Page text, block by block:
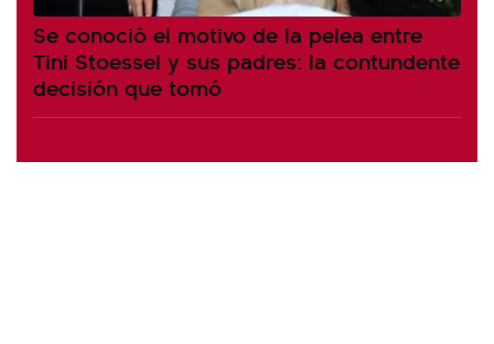
Se conoció el motivo de la pelea entre
Tini Stoessel y sus padres: la contundente
decisión que tomó